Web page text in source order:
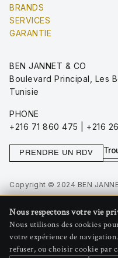
Nous respectons votre vie
Nous utilisons des cookies
votre expérience de
refuser, ou choisir cookie par
BRANDS
SERVICES
GARANTIE
BEN JANNET & CO
Boulevard Principal, Les
Tunisie
PHONE
+216 71 860 475 | +216
PRENDRE UN RDV
Copyright © 2024 BEN
Terms of Use
Gérer les cookies